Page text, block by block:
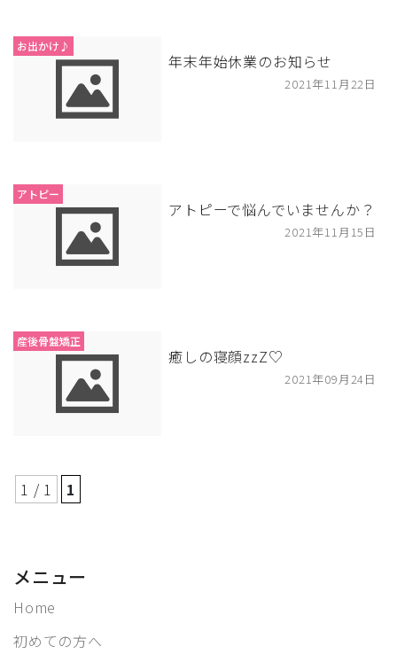
お出かけ♪
年末年始休業のお知らせ
2021年11月22日
アトピー
アトピーで悩んでいませんか？
2021年11月15日
産後骨盤矯正
癒しの寝顔zzZ♡
2021年09月24日
1 / 1 1
メニュー
Home
初めての方へ